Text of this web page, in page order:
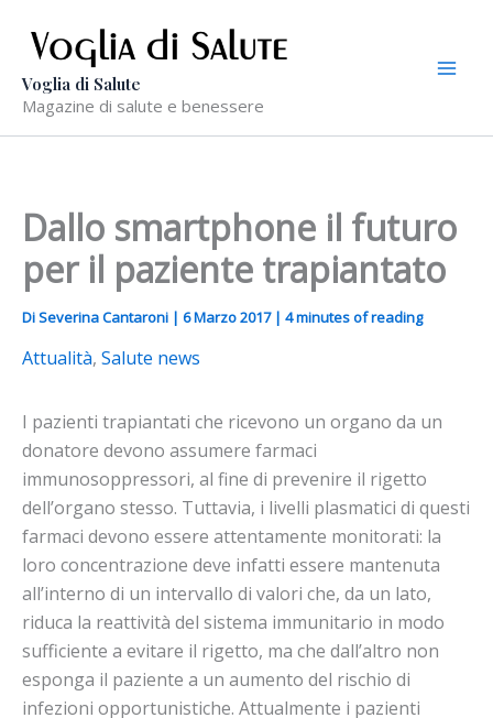
contenuto
Voglia di Salute
Magazine di salute e benessere
Dallo smartphone il futuro
per il paziente trapiantato
DiSeverina Cantaroni | 6 Marzo 2017 | 4 minutes of reading
Attualità, Salute news
I pazienti trapiantati che ricevono un organo da un
donatore devono assumere farmaci
immunosoppressori, al fine di prevenire il rigetto
dell’organo stesso. Tuttavia, i livelli plasmatici di questi
farmaci devono essere attentamente monitorati: la
loro concentrazione deve infatti essere mantenuta
all’interno di un intervallo di valori che, da un lato,
riduca la reattività del sistema immunitario in modo
sufficiente a evitare il rigetto, ma che dall’altro non
esponga il paziente a un aumento del rischio di
infezioni opportunistiche. Attualmente i pazienti